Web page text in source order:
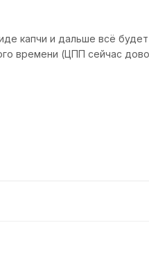
капчи и дальше всё
времени (ЦПП сейчас